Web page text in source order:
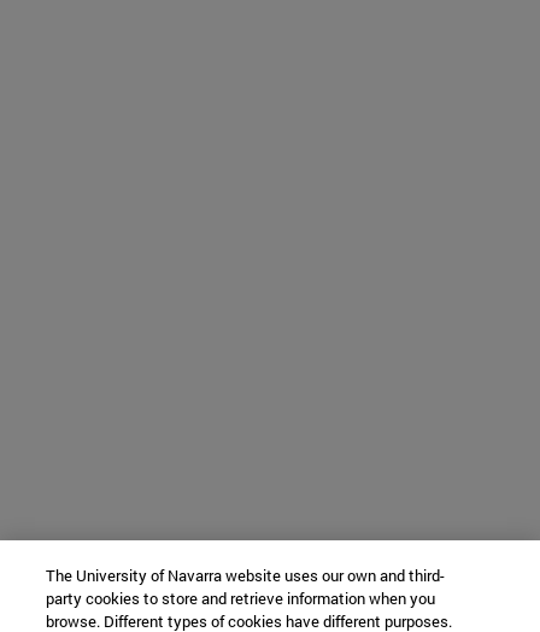
The University of Navarra website uses our own and third-
party cookies to store and retrieve information when you
browse. Different types of cookies have different purposes.